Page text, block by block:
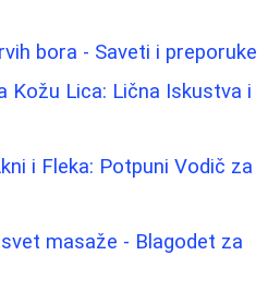
bora - Saveti i preporuke
Kožu Lica: Lična Iskustva i
i Fleka: Potpuni Vodič za
masaže - Blagodet za